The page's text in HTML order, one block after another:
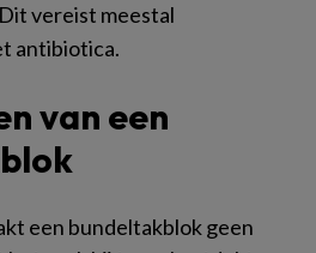
vereist meestal
antibiotica.
van een
een bundeltakblok geen